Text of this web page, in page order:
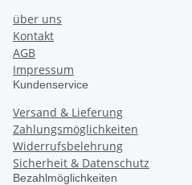
über uns
Kontakt
AGB
Impressum
Kundenservice
Versand & Lieferung
Zahlungsmöglichkeiten
Widerrufsbelehrung
Sicherheit & Datenschutz
Bezahlmöglichkeiten